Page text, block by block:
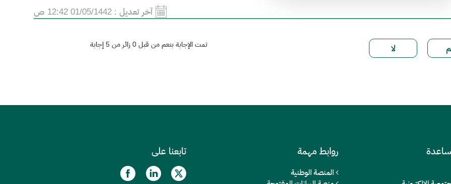
آخر تعديل : 01/05/1442 12:42 ص
تمت الإجابة بنعم من قبل 0 زائر من 5 إجابة
روابط مهمة
المنصة الوطنية
تابعنا على